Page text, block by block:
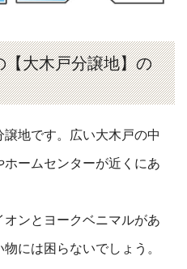
【大木戸分譲地】の
地です。広い大木戸の中
ームセンターが近くにあ
ンとヨークベニマルがあ
には困らないでしょう。